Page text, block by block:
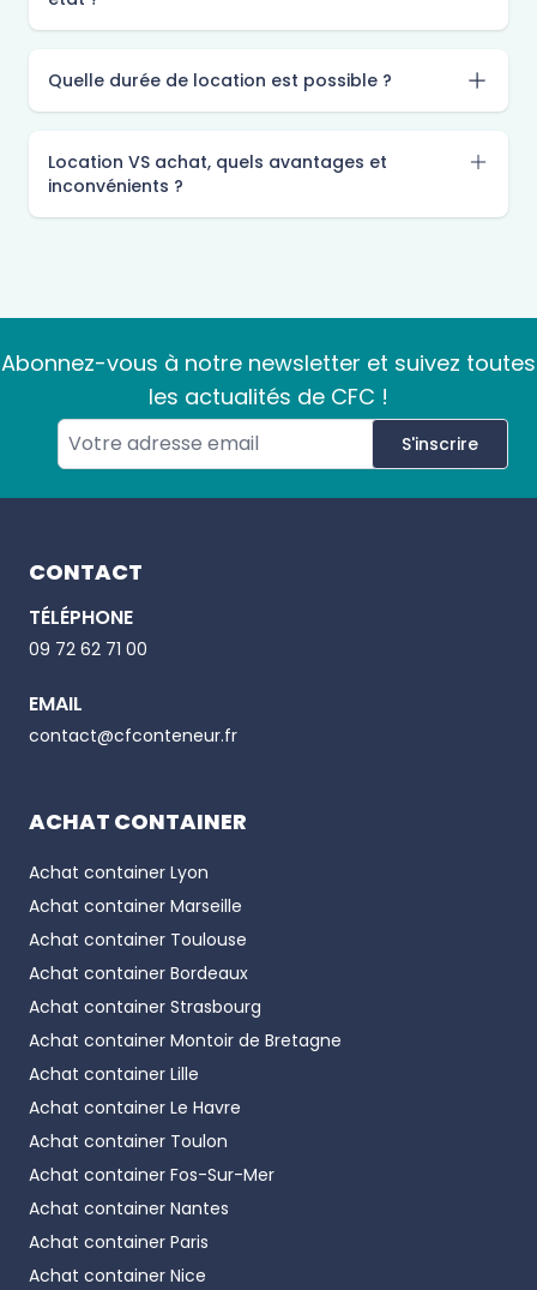
Quelle durée de location est possible ?
Location VS achat, quels avantages et
inconvénients ?
Abonnez-vous à notre newsletter et suivez toutes
les actualités de CFC !
S'inscrire
CONTACT
TÉLÉPHONE
Email
09 72 62 71 00
EMAIL
Phone number
contact@cfconteneur.fr
ACHAT CONTAINER
Achat container Lyon
Achat container Marseille
Achat container Toulouse
Achat container Bordeaux
Achat container Strasbourg
Achat container Montoir de Bretagne
Achat container Lille
Achat container Le Havre
Achat container Toulon
Achat container Fos-Sur-Mer
Achat container Nantes
Achat container Paris
Achat container Nice